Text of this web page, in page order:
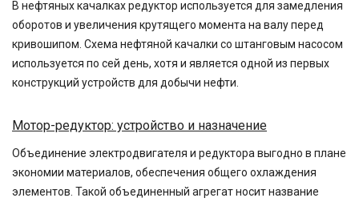
В нефтяных качалках редуктор используется для замедления
оборотов и увеличения крутящего момента на валу перед
кривошипом. Схема нефтяной качалки со штанговым насосом
используется по сей день, хотя и является одной из первых
конструкций устройств для добычи нефти.
Мотор-редуктор: устройство и назначение
Объединение электродвигателя и редуктора выгодно в плане
экономии материалов, обеспечения общего охлаждения
элементов. Такой объединенный агрегат носит название